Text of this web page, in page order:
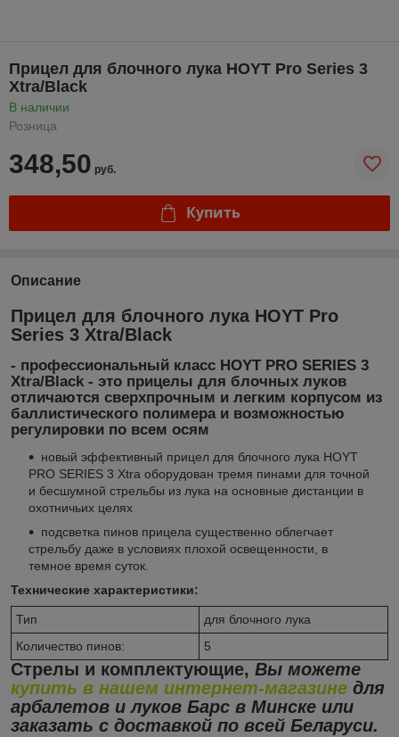
Прицел для блочного лука HOYT Pro Series 3
Xtra/Black
В наличии
Розница
348,50 руб.
Купить
Описание
Прицел для блочного лука HOYT Pro
Series 3 Xtra/Black
- профессиональный класс HOYT PRO SERIES 3
Xtra/Black - это прицелы для блочных луков
отличаются сверхпрочным и легким корпусом из
баллистического полимера и возможностью
регулировки по всем осям
новый эффективный прицел для блочного лука HOYT
PRO SERIES 3 Xtra оборудован тремя пинами для точной
и бесшумной стрельбы из лука на основные дистанции в
охотничьих целях
подсветка пинов прицела существенно облегчает
стрельбу даже в условиях плохой освещенности, в
темное время суток.
Технические характеристики:
Тип
для блочного лука
Количество пинов:
5
Стрелы и комплектующие, Вы можете
купить в нашем интернет-магазине для
арбалетов и луков Барс в Минске или
заказать с доставкой по всей Беларуси.